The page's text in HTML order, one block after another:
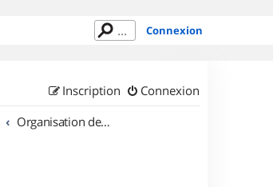
Connexion
Connexion
Inscription
Organisation de sorties en région Franche Comté